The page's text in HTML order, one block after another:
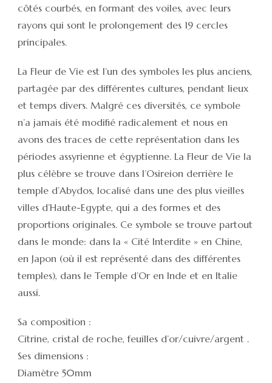
côtés courbés, en formant des voiles, avec leurs
rayons qui sont le prolongement des 19 cercles
principales.
La Fleur de Vie est l’un des symboles les plus anciens,
partagée par des différentes cultures, pendant lieux
et temps divers. Malgré ces diversités, ce symbole
n’a jamais été modifié radicalement et nous en
avons des traces de cette représentation dans les
périodes assyrienne et égyptienne. La Fleur de Vie la
plus célèbre se trouve dans l’Osireion derrière le
temple d’Abydos, localisé dans une des plus vieilles
villes d’Haute-Egypte, qui a des formes et des
proportions originales. Ce symbole se trouve partout
dans le monde: dans la « Cité Interdite » en Chine,
en Japon (où il est représenté dans des différentes
temples), dans le Temple d’Or en Inde et en Italie
aussi.
Sa composition :
Citrine, cristal de roche, feuilles d’or/cuivre/argent .
Ses dimensions :
Diamètre 50mm